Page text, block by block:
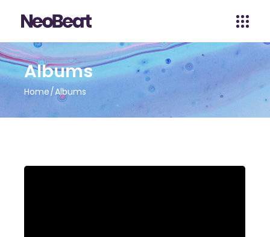
Albums
Home Albums